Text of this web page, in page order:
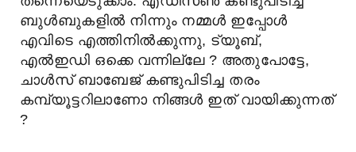
ബുൾബുകളിൽ നിന്നും നമ്മൾ ഇപ്പോൾ
എവിടെ എത്തിനിൽക്കുന്നു, ട്യൂബ്,
എൽഇഡി ഒക്കെ വന്നില്ലേ ? അതുപോട്ടേ,
ചാൾസ് ബാബേജ് കണ്ടുപിടിച്ച തരം
കമ്പ്യൂട്ടറിലാണോ നിങ്ങൾ ഇത് വായിക്കുന്നത്
?